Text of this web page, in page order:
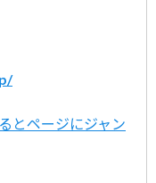
とページにジャン